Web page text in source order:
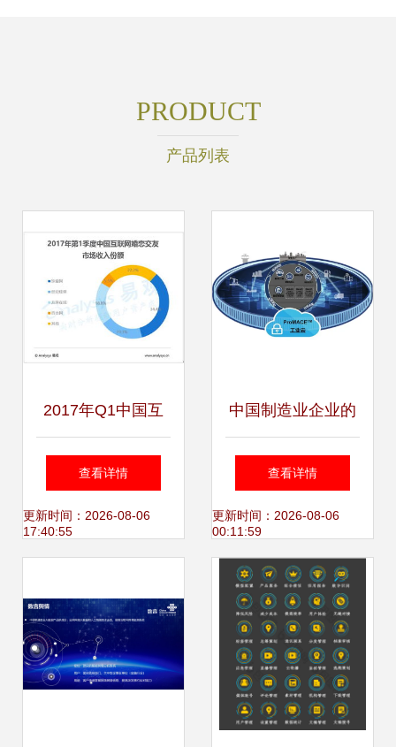
PRODUCT
产品列表
2017年Q1中国互
联网婚恋市场 规模
逼近十亿，双重挑
查看详情
更新时间：2026-08-06
17:40:55
中国制造业企业的
工业互联网实践与
数据服务应用
查看详情
更新时间：2026-08-06
00:11:59